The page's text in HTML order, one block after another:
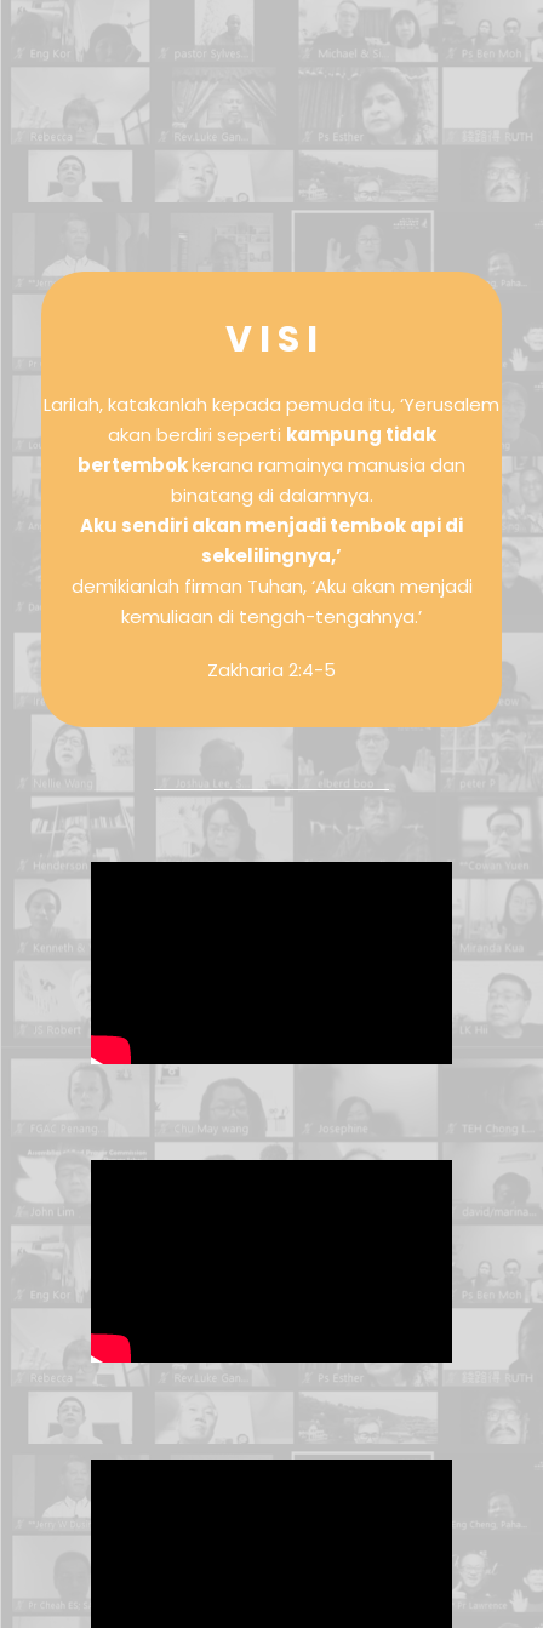
V I S I
Larilah, katakanlah kepada pemuda itu, ‘Yerusalem
akan berdiri seperti kampung tidak
bertembokkerana ramainya manusia dan
binatang di dalamnya.
Aku sendiri akan menjadi tembok api di
sekelilingnya,’
demikianlah firman Tuhan, ‘Aku akan menjadi
kemuliaan di tengah-tengahnya.’
Zakharia 2:4-5